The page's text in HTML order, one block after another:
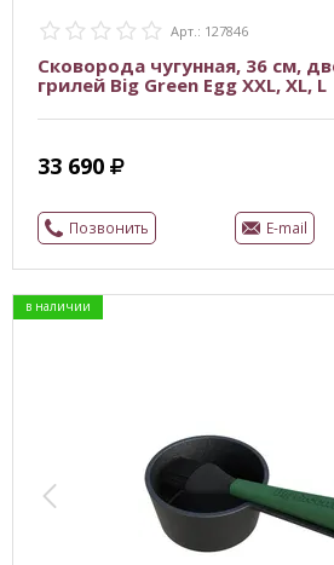
Арт.: 127846
Сковорода чугунная, 36 см,
грилей Big Green Egg XXL, XL, L
33 690
Позвонить E-mail
в наличии